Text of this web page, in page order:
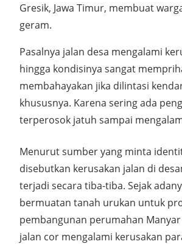
Gresik, Jawa Timur, membuat
geram.
Pasalnya jalan desa mengalami
hingga kondisinya sangat
membahayakan jika dilintasi
khususnya. Karena sering ada
terperosok jatuh sampai
Menurut sumber yang minta
disebutkan kerusakan jalan di
terjadi secara tiba-tiba. Sejak
bermuatan tanah urukan untuk
pembangunan perumahan
jalan cor mengalami kerusakan